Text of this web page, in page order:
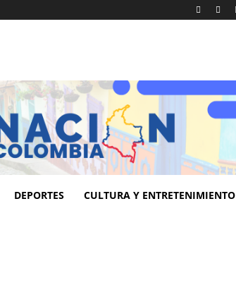
DEPORTES CULTURA Y ENTRETENIMIENTO